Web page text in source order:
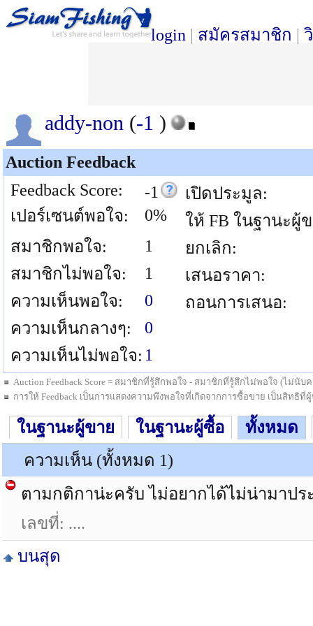
login | สมัครสมาชิก |
addy-non (-1 )
Auction Feedback
Feedback Score:
-1
เปอร์เซนต์พอใจ:
0%
สมาชิกพอใจ:
1
สมาชิกไม่พอใจ:
1
ความเห็นพอใจ:
0
ความเห็นกลางๆ:
0
ความเห็นไม่พอใจ: 1
เปิดประมูล:
ให้ FB ในฐานะผู้
ยกเลิก:
เสนอราคา:
ถอนการเสนอ:
Auction Feedback Score = สมาชิกที่รู้สึกพอใจ - สมาชิกที่รู้สึกไม่พอใจ (ไม่นั
การให้ Feedback เป็นการแสดงความพึงพอใจที่เกิดจากการซื้อขาย เป็นสิทธิ
ในฐานะผู้ขาย ในฐานะผู้ซื้อ
ทั้งหมด
ความเห็น (ทั้งหมด 1)
ตามกติกาน่ะครับ ไม่อยากได้ไม่น่ามาปร
เลขที่: ....
บนสุด